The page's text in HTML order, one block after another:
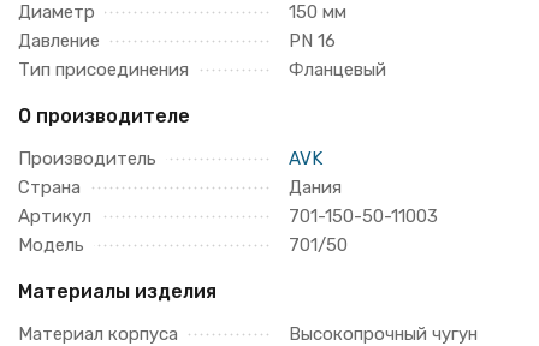
Диаметр
150 мм
Давление
PN 16
Тип присоединения
Фланцевый
О производителе
Производитель
AVK
Страна
Дания
Артикул
701-150-50-11003
Модель
701/50
Материалы изделия
Материал корпуса
Высокопрочный чугун